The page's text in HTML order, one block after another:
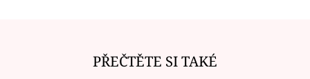
PŘEČTĚTE SI TAKÉ